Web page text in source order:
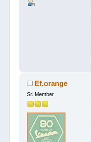
Ef.orange
Sr. Member